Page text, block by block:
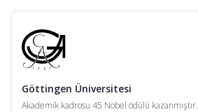
Göttingen Üniversitesi
Akademik kadrosu 45 Nobel ödülü kazanmıştır.